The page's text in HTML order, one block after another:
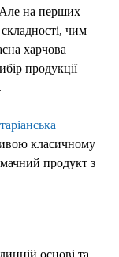
на перших
чим
харчова
продукції
класичному
продукт з
основі та